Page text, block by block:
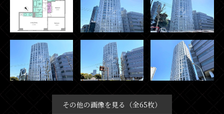
その他の画像を見る（全65枚）